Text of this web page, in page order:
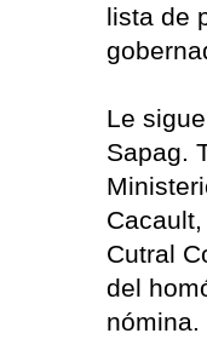
lista de
Le
Sapag.
Cutral
del
nómina.